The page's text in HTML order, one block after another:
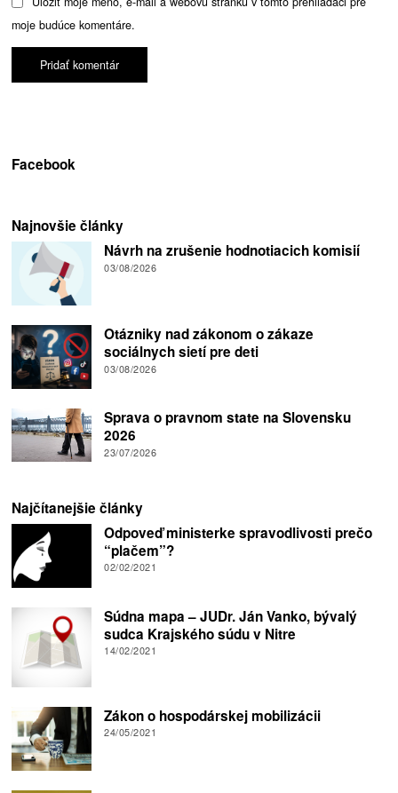
moje budúce komentáre.
Facebook
Najnovšie články
Návrh na zrušenie hodnotiacich komisií
03/08/2026
Otázniky nad zákonom o zákaze
sociálnych sietí pre deti
03/08/2026
Sprava o pravnom state na Slovensku
2026
23/07/2026
Najčítanejšie články
Odpoveď ministerke spravodlivosti prečo
“plačem”?
02/02/2021
Súdna mapa – JUDr. Ján Vanko, bývalý
sudca Krajského súdu v Nitre
14/02/2021
Zákon o hospodárskej mobilizácii
24/05/2021